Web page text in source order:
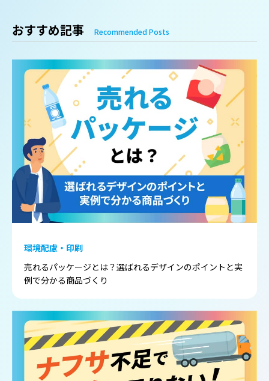
おすすめ記事 Recommended Posts
環境配慮・印刷
売れるパッケージとは？選ばれるデザインのポイントと実
例で分かる商品づくり